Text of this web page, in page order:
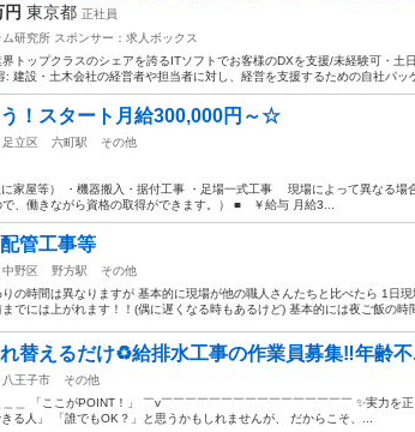
円 東京都 正社員
研究所 スポンサー：求人ボックス
界トップクラスのシェアを誇るITソフトでお客様のDXを支援/未経験可・土
: 建設・土木会社の経営者や担当者に対し、経営を支援するための自社パッ
！スタート月給300,000円～☆
足立区 六町駅
その他
家屋等） ・機器搬入・据付工事 ・足場一式工事 現場によって異なる場
、働きながら資格の取得ができます。） ■ ￥給与 月給3...
管工事等
中野区 野方駅
その他
の時間は異なりますが 基本的に現場が他の職人さんたちと比べたら 1日
でには上がれます！！(偶に遅くなる時もあるけど) 基本的には夜ご飯の時
替えるだけ♻️給排水工事の作業員募集‼️年齢不
八王子市
その他
＿＿ 「ここがPOINT！」 ￣v￣￣￣￣￣￣￣￣￣￣￣￣￣￣￣￣ ✨実力を
る人」 「誰でもOK？」と思うかもしれませんが、 だからこそ、...